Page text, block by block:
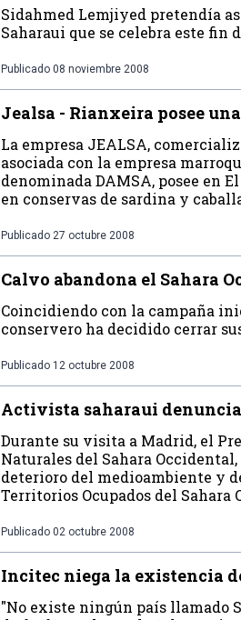
Sidahmed Lemjiyed pretendía
Saharaui que se celebra este fin
Publicado 08 noviembre 2008
Jealsa - Rianxeira posee
La empresa JEALSA,
asociada con la empresa
denominada DAMSA, posee en
en conservas de sardina y
Publicado 27 octubre 2008
Calvo abandona el Sahara
Coincidiendo con la campaña
conservero ha decidido cerrar
Publicado 12 octubre 2008
Activista saharaui
Durante su visita a Madrid, el
Naturales del Sahara
deterioro del medioambiente y
Territorios Ocupados del Sahara
Publicado 02 octubre 2008
Incitec niega la existencia
"No existe ningún país llamado